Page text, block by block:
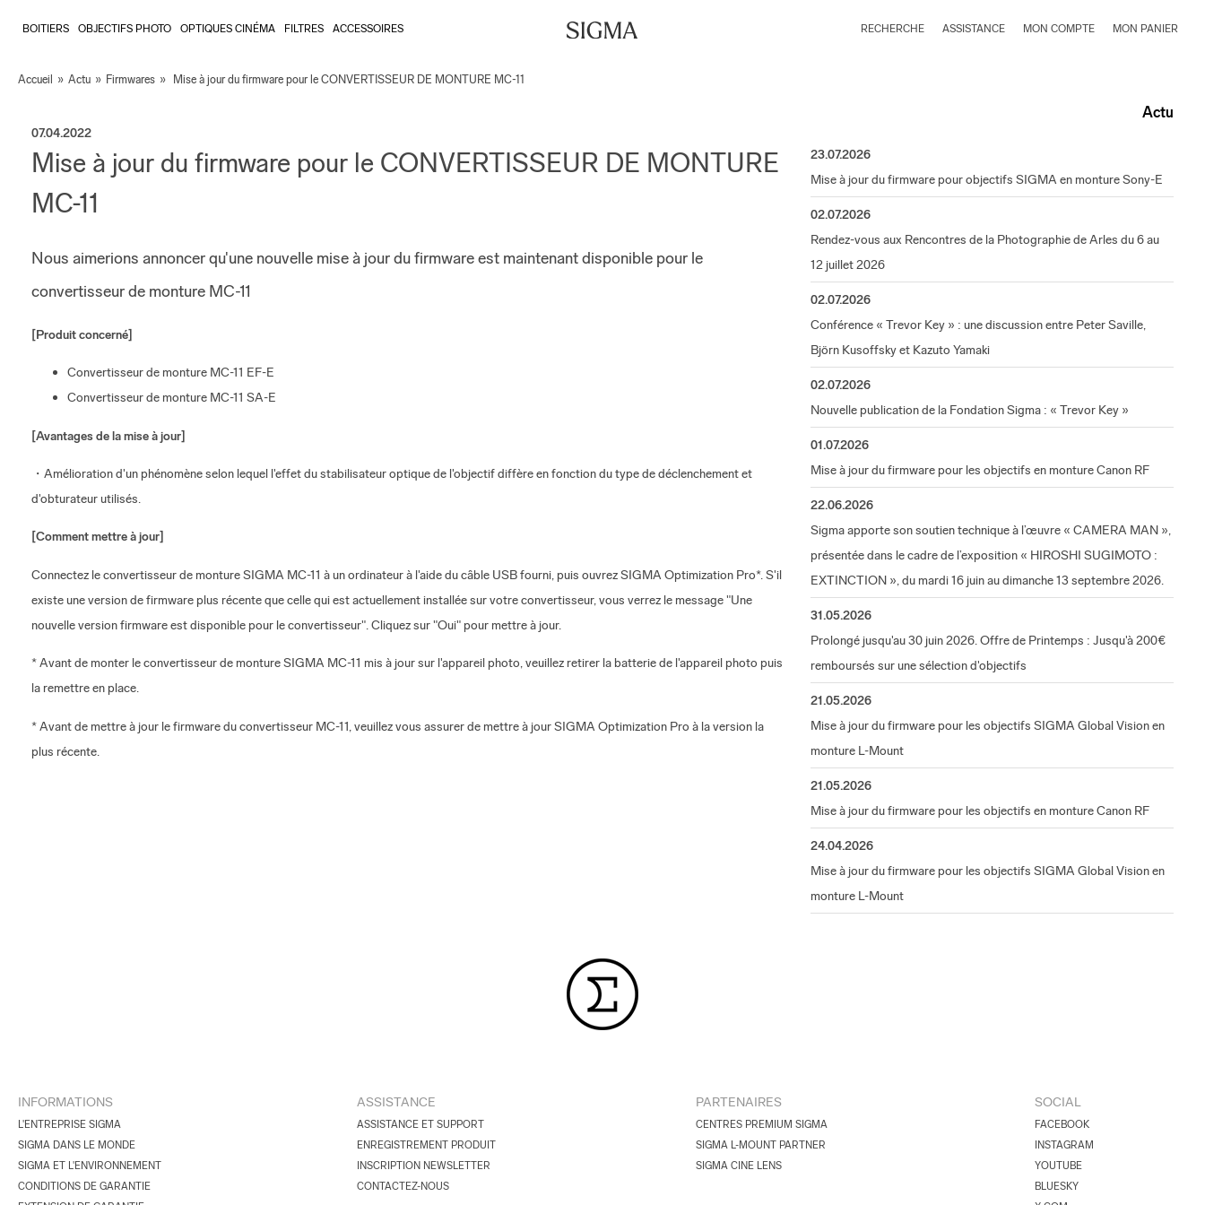
BOITIERS OBJECTIFS PHOTO OPTIQUES CINÉMA FILTRES ACCESSOIRES RECHERCHE ASSISTANCE MON COMPTE MON PANIER
Accueil » Actu » Firmwares » Mise à jour du firmware pour le CONVERTISSEUR DE MONTURE MC-11
07.04.2022
Mise à jour du firmware pour le CONVERTISSEUR DE MONTURE
MC-11
Nous aimerions annoncer qu'une nouvelle mise à jour du firmware est maintenant disponible pour le
convertisseur de monture MC-11
[Produit concerné]
Convertisseur de monture MC-11 EF-E
Convertisseur de monture MC-11 SA-E
[Avantages de la mise à jour]
・Amélioration d'un phénomène selon lequel l'effet du stabilisateur optique de l'objectif diffère en fonction du type de déclenchement et
d'obturateur utilisés.
[Comment mettre à jour]
Connectez le convertisseur de monture SIGMA MC-11 à un ordinateur à l'aide du câble USB fourni, puis ouvrez SIGMA Optimization Pro*. S'il
existe une version de firmware plus récente que celle qui est actuellement installée sur votre convertisseur, vous verrez le message "Une
nouvelle version firmware est disponible pour le convertisseur". Cliquez sur "Oui" pour mettre à jour.
* Avant de monter le convertisseur de monture SIGMA MC-11 mis à jour sur l'appareil photo, veuillez retirer la batterie de l'appareil photo puis
la remettre en place.
* Avant de mettre à jour le firmware du convertisseur MC-11, veuillez vous assurer de mettre à jour SIGMA Optimization Pro à la version la
plus récente.
Actu
23.07.2026
Mise à jour du firmware pour objectifs SIGMA en monture Sony-E
02.07.2026
Rendez-vous aux Rencontres de la Photographie de Arles du 6 au
12 juillet 2026
02.07.2026
Conférence « Trevor Key » : une discussion entre Peter Saville,
Björn Kusoffsky et Kazuto Yamaki
02.07.2026
Nouvelle publication de la Fondation Sigma : « Trevor Key »
01.07.2026
Mise à jour du firmware pour les objectifs en monture Canon RF
22.06.2026
Sigma apporte son soutien technique à l’œuvre « CAMERA MAN »,
présentée dans le cadre de l’exposition « HIROSHI SUGIMOTO :
EXTINCTION », du mardi 16 juin au dimanche 13 septembre 2026.
31.05.2026
Prolongé jusqu'au 30 juin 2026. Offre de Printemps : Jusqu'à 200€
remboursés sur une sélection d'objectifs
21.05.2026
Mise à jour du firmware pour les objectifs SIGMA Global Vision en
monture L-Mount
21.05.2026
Mise à jour du firmware pour les objectifs en monture Canon RF
24.04.2026
Mise à jour du firmware pour les objectifs SIGMA Global Vision en
monture L-Mount
INFORMATIONS
L'ENTREPRISE SIGMA
SIGMA DANS LE MONDE
SIGMA ET L'ENVIRONNEMENT
CONDITIONS DE GARANTIE
ASSISTANCE
ASSISTANCE ET SUPPORT
ENREGISTREMENT PRODUIT
INSCRIPTION NEWSLETTER
CONTACTEZ-NOUS
PARTENAIRES
CENTRES PREMIUM SIGMA
SIGMA L-MOUNT PARTNER
SIGMA CINE LENS
SOCIAL
FACEBOOK
INSTAGRAM
YOUTUBE
BLUESKY